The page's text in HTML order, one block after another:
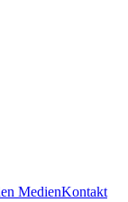
MedienKontakt